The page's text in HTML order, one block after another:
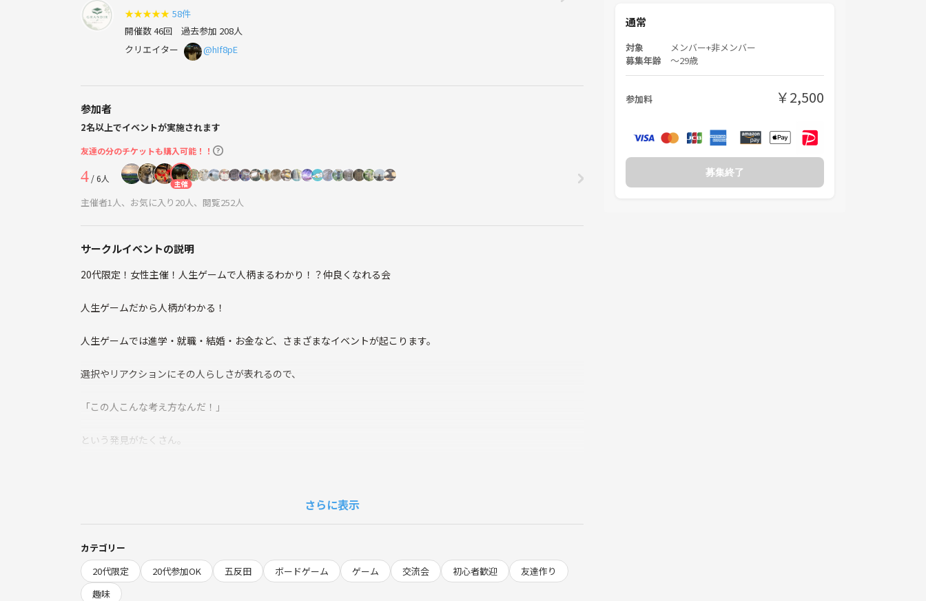
★★★★★ 58件
開催数 46回 過去参加 208人
クリエイター
@hIf8pE
参加者
2名以上でイベントが実施されます
友達の分のチケットも購入可能！！
4 / 6人 主催
主催者1人、お気に入り20人、閲覧252人
サークルイベントの説明
20代限定！女性主催！人生ゲームで人柄まるわかり！？仲良くなれる会
人生ゲームだから人柄がわかる！
人生ゲームでは進学・就職・結婚・お金など、さまざまなイベントが起こります。
選択やリアクションにその人らしさが表れるので、
「この人こんな考え方なんだ！」
という発見がたくさん。
時間 15時〜17時
※詳細は追って連絡
当日の流れ
さらに表示
カテゴリー
20代限定
20代参加OK 五反田 ボードゲーム ゲーム 交流会 初心者歓迎
友達作り
趣味
通常
対象 メンバー+非メンバー
募集年齢 〜29歳
参加料 ￥2,500
募集終了